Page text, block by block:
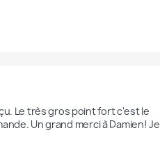
Le très gros point fort c'est le
Un grand merci à Damien! Je